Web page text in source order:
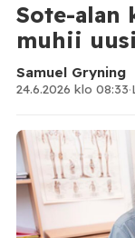
Sote-alan
muhii
Samuel Gryning
24.6.2026 klo 08:33·